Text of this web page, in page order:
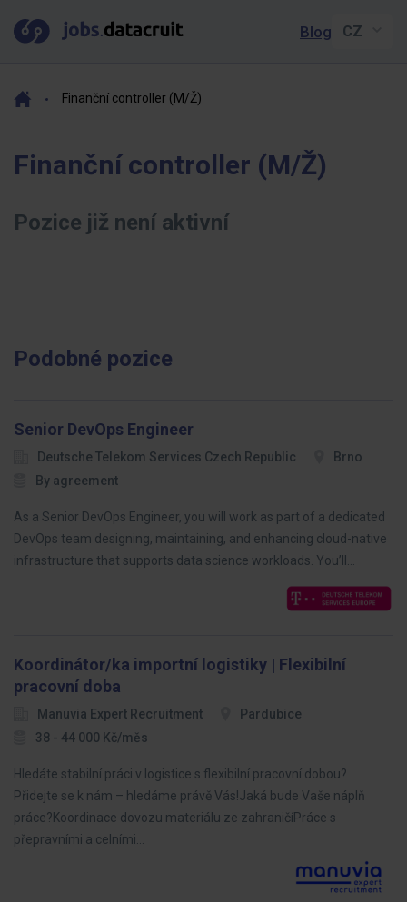
Blog
Finanční controller (M/Ž)
Finanční controller (M/Ž)
Pozice již není aktivní
Podobné pozice
Senior DevOps Engineer
Deutsche Telekom Services Czech Republic
Brno
By agreement
As a Senior DevOps Engineer, you will work as part of a dedicated
DevOps team designing, maintaining, and enhancing cloud-native
infrastructure that supports data science workloads. You’ll…
Koordinátor/ka importní logistiky | Flexibilní
pracovní doba
Manuvia Expert Recruitment
Pardubice
38 - 44 000 Kč/měs
Hledáte stabilní práci v logistice s flexibilní pracovní dobou?
Přidejte se k nám – hledáme právě Vás!Jaká bude Vaše náplň
práce?Koordinace dovozu materiálu ze zahraničíPráce s
přepravními a celními…